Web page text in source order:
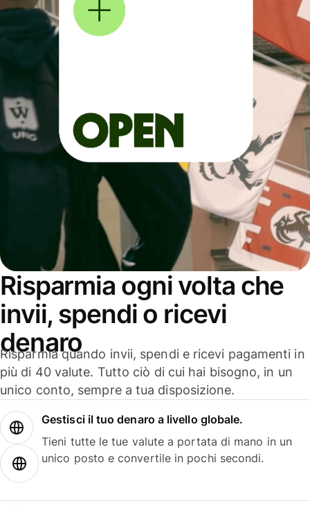
Risparmia ogni volta che
invii, spendi o ricevi
denaro
Risparmia quando invii, spendi e ricevi pagamenti in
più di 40 valute. Tutto ciò di cui hai bisogno, in un
unico conto, sempre a tua disposizione.
Gestisci il tuo denaro a livello globale.
Tieni tutte le tue valute a portata di mano in un
unico posto e convertile in pochi secondi.